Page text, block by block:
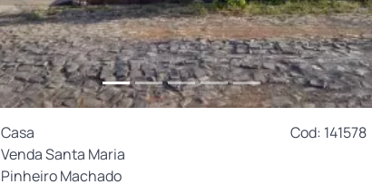
Casa
Cod: 141578
Venda Santa Maria
Pinheiro Machado